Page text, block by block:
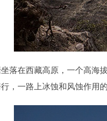
落在西藏高原，一个高海
，一路上冰蚀和风蚀作用